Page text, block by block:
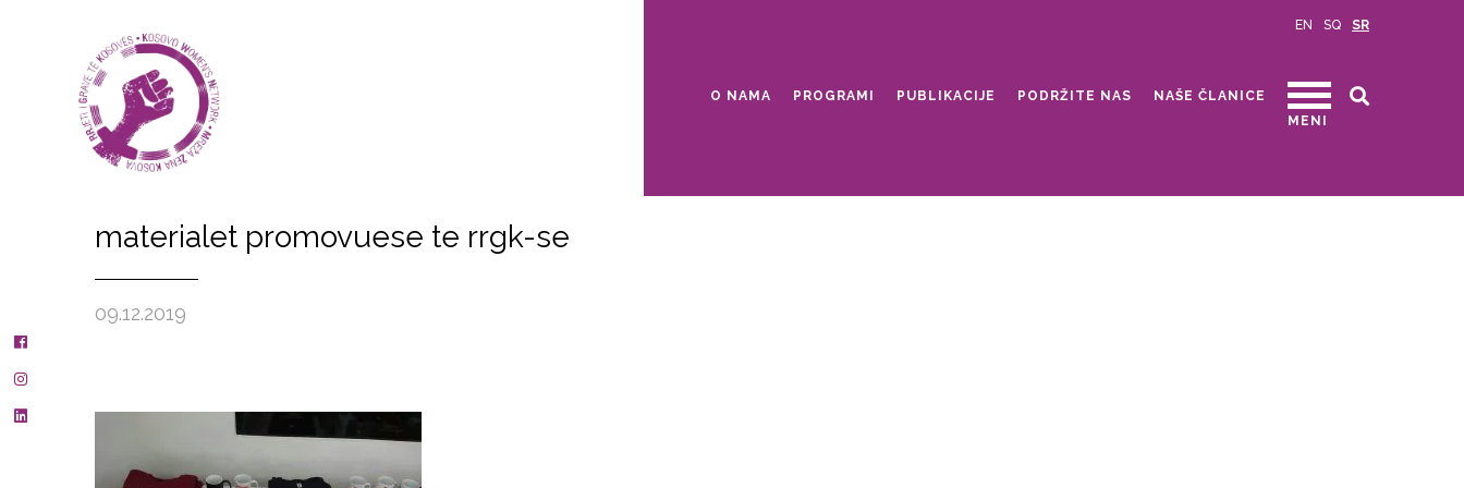
EN SQ SR
O NAMA PROGRAMI PUBLIKACIJE PODRŽITE NAS
NAŠE ČLANICE
MENI
materialet promovuese te rrgk-se
09.12.2019